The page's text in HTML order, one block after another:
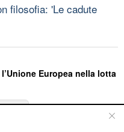
filosofia: 'Le cadute
Europea nella lotta